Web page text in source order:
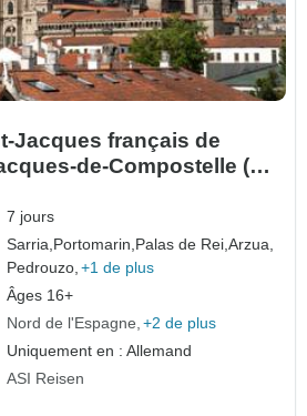
Jacques français de
de-Compostelle (7
7 jours
Sarria, Portomarin, Palas de Rei,Arzua,
Pedrouzo, +1 de plus
Âges 16+
Nord de l'Espagne +2 de plus
Uniquement en : Allemand
ASI Reisen